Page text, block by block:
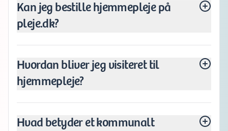
Kan jeg bestille hjemmepleje på
pleje.dk?
Hvordan bliver jeg visiteret til
hjemmepleje?
Hvad betyder et kommunalt